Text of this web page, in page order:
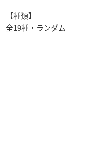
【種類】
全19種・ランダム